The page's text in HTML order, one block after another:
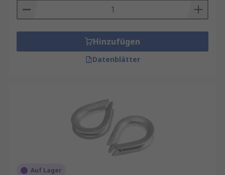
Hinzufügen
Datenblätter
Auf Lager